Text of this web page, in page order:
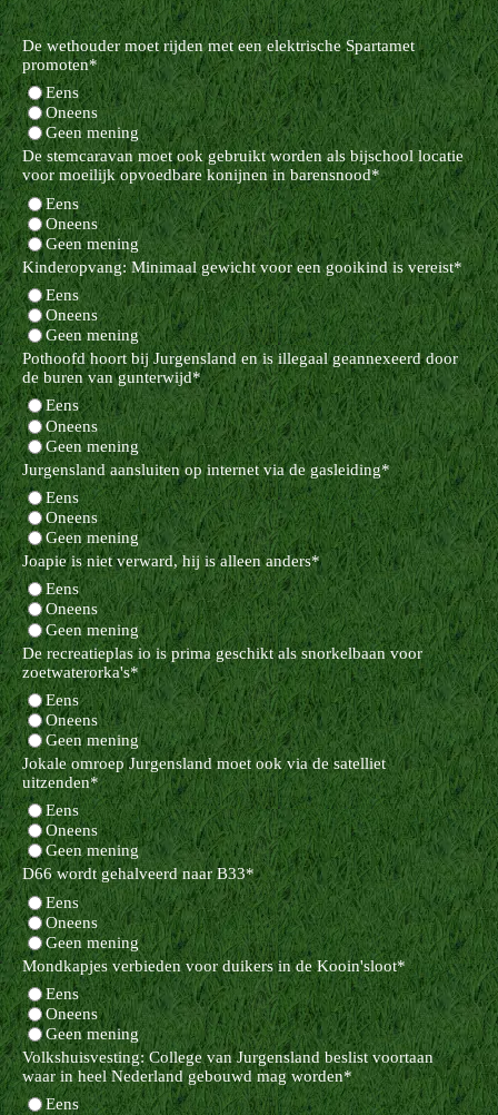
De wethouder moet rijden met een elektrische Spartamet
promoten*
Eens
Oneens
Geen mening
De stemcaravan moet ook gebruikt worden als bijschool locatie
voor moeilijk opvoedbare konijnen in barensnood*
Eens
Oneens
Geen mening
Kinderopvang: Minimaal gewicht voor een gooikind is vereist*
Eens
Oneens
Geen mening
Pothoofd hoort bij Jurgensland en is illegaal geannexeerd door
de buren van gunterwijd*
Eens
Oneens
Geen mening
Jurgensland aansluiten op internet via de gasleiding*
Eens
Oneens
Geen mening
Joapie is niet verward, hij is alleen anders*
Eens
Oneens
Geen mening
De recreatieplas io is prima geschikt als snorkelbaan voor
zoetwaterorka's*
Eens
Oneens
Geen mening
Jokale omroep Jurgensland moet ook via de satelliet
uitzenden*
Eens
Oneens
Geen mening
D66 wordt gehalveerd naar B33*
Eens
Oneens
Geen mening
Mondkapjes verbieden voor duikers in de Kooin'sloot*
Eens
Oneens
Geen mening
Volkshuisvesting: College van Jurgensland beslist voortaan
waar in heel Nederland gebouwd mag worden*
Eens